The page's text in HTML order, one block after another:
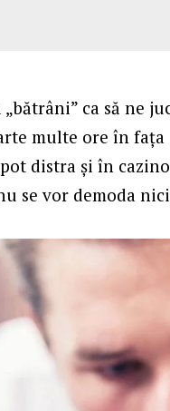
ca să ne
multe ore în fața
distra și în
se vor demoda